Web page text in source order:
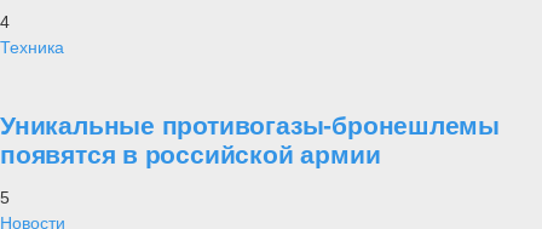
4
Техника
Уникальные противогазы-бронешлемы
появятся в российской армии
5
Новости